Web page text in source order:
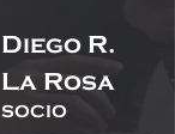
Diego R.
La Rosa
SOCIO